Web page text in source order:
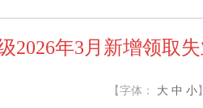
2026年3月新增领取
【字体： 大 中 小】